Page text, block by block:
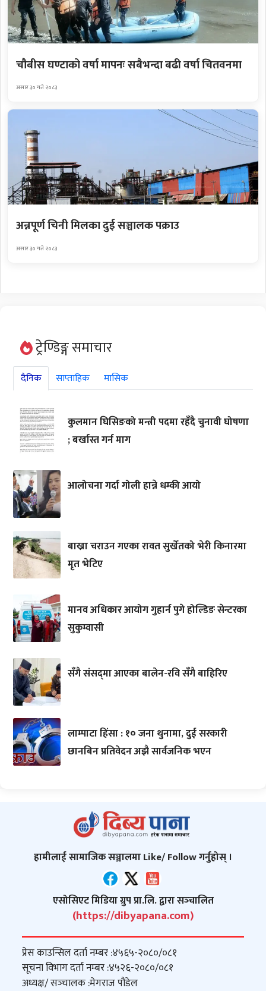
चौबीस घण्टाको वर्षा मापनः सबैभन्दा बढी वर्षा चितवनमा
असार ३० गते २०८३
अन्नपूर्ण चिनी मिलका दुई सञ्चालक पक्राउ
असार ३० गते २०८३
ट्रेण्डिङ्ग समाचार
दैनिक साप्ताहिक मासिक
कुलमान घिसिङको मन्त्री पदमा रहँदै चुनावी घोषणा
; बर्खास्त गर्न माग
आलोचना गर्दा गोली हान्ने धम्की आयो
बाख्रा चराउन गएका रावत सुर्खेतको भेरी किनारमा
मृत भेटिए
मानव अधिकार आयोग गुहार्न पुगे होल्डिङ सेन्टरका
सुकुम्वासी
सँगै संसद्‌मा आएका बालेन-रवि सँगै बाहिरिए
लाम्पाटा हिंसा : १० जना थुनामा, दुई सरकारी
छानबिन प्रतिवेदन अझै सार्वजनिक भएन
हामीलाई सामाजिक सञ्जालमा Like/ Follow गर्नुहोस् ।
एसोसिएट मिडिया ग्रुप प्रा.लि. द्वारा सञ्‍चालित
(https://dibyapana.com)
प्रेस काउन्सिल दर्ता नम्बर :४५६५-२०८०/०८१
सूचना विभाग दर्ता नम्बर :४५२६-२०८०/०८१
अध्यक्ष/ सञ्‍चालक :मेगराज पौडेल